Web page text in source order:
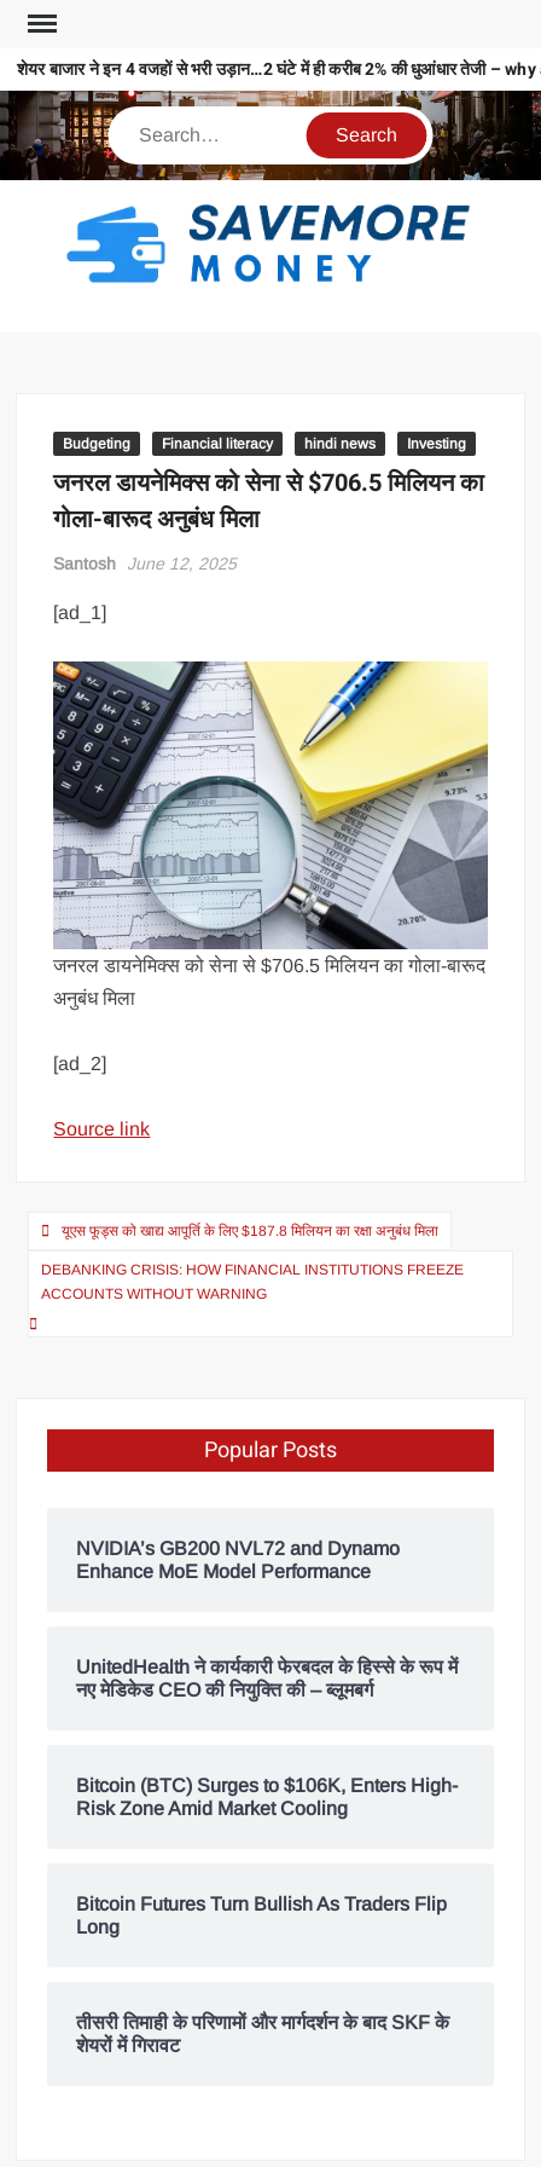
शेयर बाजार ने इन 4 वजहों से भरी उड़ान…2 घंटे में ही करीब 2% की धुआंधार
Budgeting Financial literacy hindi news Investing
जनरल डायनेमिक्स को सेना से $706.5 मिलियन का
गोला-बारूद अनुबंध मिला
Santosh June 12, 2025
[ad_1]
जनरल डायनेमिक्स को सेना से $706.5 मिलियन का गोला-बारूद
अनुबंध मिला
[ad_2]
Source link
यूएस फूड्स को खाद्य आपूर्ति के लिए $187.8 मिलियन का रक्षा अनुबंध मिला
DEBANKING CRISIS: HOW FINANCIAL INSTITUTIONS FREEZE
ACCOUNTS WITHOUT WARNING
Popular Posts
NVIDIA’s GB200 NVL72 and Dynamo
Enhance MoE Model Performance
UnitedHealth ने कार्यकारी फेरबदल के हिस्से के रूप में
नए मेडिकेड CEO की नियुक्ति की – ब्लूमबर्ग
Bitcoin (BTC) Surges to $106K, Enters High-
Risk Zone Amid Market Cooling
Bitcoin Futures Turn Bullish As Traders Flip
Long
तीसरी तिमाही के परिणामों और मार्गदर्शन के बाद SKF के
शेयरों में गिरावट